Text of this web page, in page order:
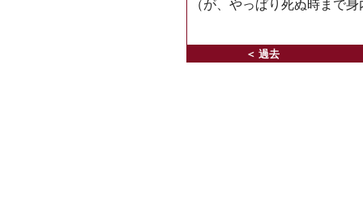
（が、やっぱり死ぬ時まで
＜ 過去